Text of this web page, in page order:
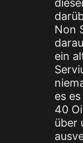
Non
ein
es
40
über